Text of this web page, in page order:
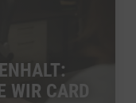
WIR CARD